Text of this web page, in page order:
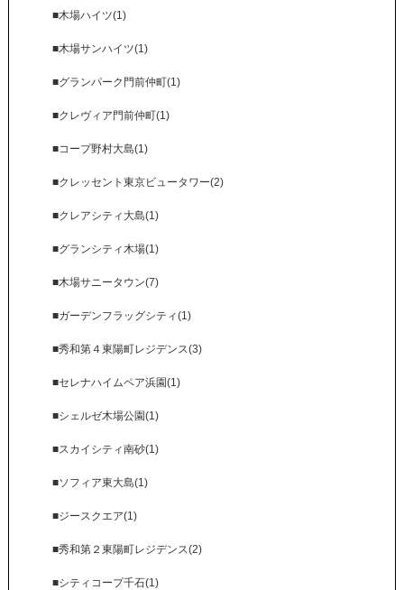
■木場ハイツ(1)
■木場サンハイツ(1)
■グランパーク門前仲町(1)
■クレヴィア門前仲町(1)
■コープ野村大島(1)
■クレッセント東京ビュータワー(2)
■クレアシティ大島(1)
■グランシティ木場(1)
■木場サニータウン(7)
■ガーデンフラッグシティ(1)
■秀和第４東陽町レジデンス(3)
■セレナハイムペア浜園(1)
■シェルゼ木場公園(1)
■スカイシティ南砂(1)
■ソフィア東大島(1)
■ジースクエア(1)
■秀和第２東陽町レジデンス(2)
■シティコープ千石(1)